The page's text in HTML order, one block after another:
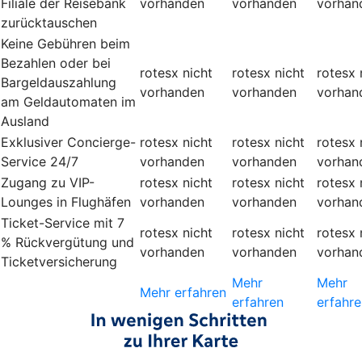
zurücktauschen
Keine Gebühren beim
Bezahlen oder bei
Bargeldauszahlung
am Geldautomaten im
Ausland
rotesx nicht
vorhanden
rotesx nicht
vorhanden
rotesx
Exklusiver Concierge-
Service 24/7
rotesx nicht
vorhanden
rotesx nicht
vorhanden
rotesx
Zugang zu VIP-
Lounges in Flughäfen
rotesx nicht
vorhanden
rotesx nicht
vorhanden
rotesx
Ticket-Service mit 7
% Rückvergütung und
Ticketversicherung
rotesx nicht
vorhanden
rotesx nicht
vorhanden
rotesx
Mehr erfahren
Mehr
erfahren
Mehr